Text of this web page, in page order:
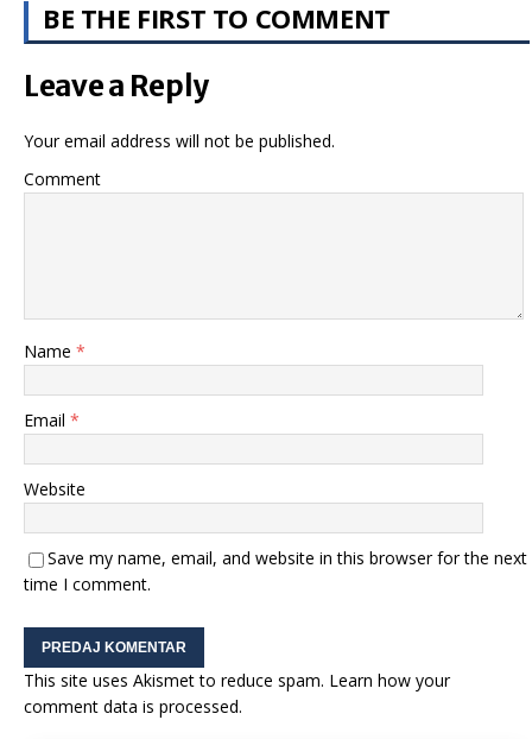
BE THE FIRST TO COMMENT
Leave a Reply
Your email address will not be published.
Comment
Name *
Email *
Website
Save my name, email, and website in this browser for the next
time I comment.
This site uses Akismet to reduce spam. Learn how your
comment data is processed.